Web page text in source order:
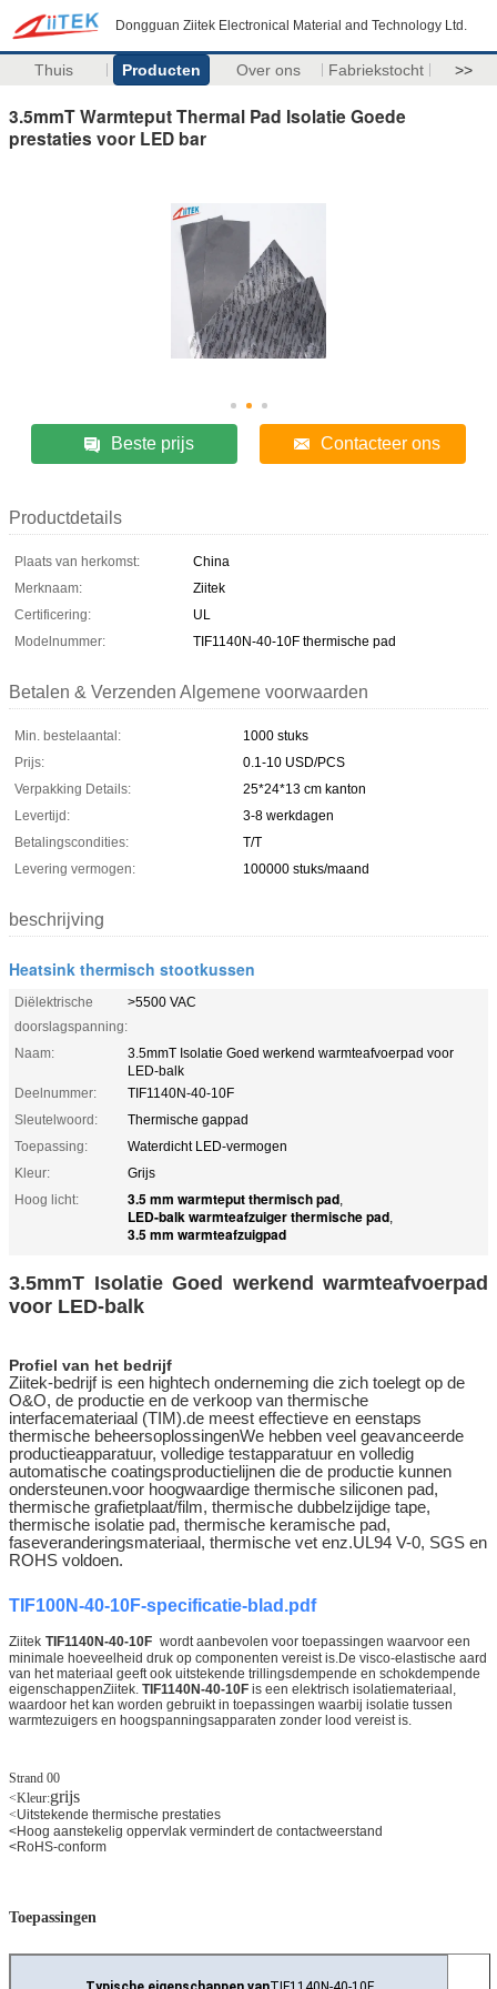
Dongguan Ziitek Electronical Material and Technology Ltd.
Thuis Producten Over ons Fabriekstocht >>
3.5mmT Warmteput Thermal Pad Isolatie Goede
prestaties voor LED bar
Beste prijs Contacteer ons
Productdetails
Plaats van herkomst:
China
Merknaam:
Ziitek
Certificering:
UL
Modelnummer:
TIF1140N-40-10F thermische pad
Betalen & Verzenden Algemene voorwaarden
Min. bestelaantal:
1000 stuks
Prijs:
0.1-10 USD/PCS
Verpakking Details:
25*24*13 cm kanton
Levertijd:
3-8 werkdagen
Betalingscondities:
T/T
Levering vermogen:
100000 stuks/maand
beschrijving
Heatsink thermisch stootkussen
Diëlektrische
doorslagspanning:
>5500 VAC
Naam:
3.5mmT Isolatie Goed werkend warmteafvoerpad voor
LED-balk
Deelnummer:
TIF1140N-40-10F
Sleutelwoord:
Thermische gappad
Toepassing:
Waterdicht LED-vermogen
Kleur:
Grijs
Hoog licht:
3.5 mm warmteput thermisch pad,
LED-balk warmteafzuiger thermische pad,
3.5 mm warmteafzuigpad
3.5mmT Isolatie Goed werkend warmteafvoerpad
voor LED-balk
Profiel van het bedrijf
Ziitek-bedrijf is een hightech onderneming die zich toelegt op de
O&O, de productie en de verkoop van thermische
interfacemateriaal (TIM).de meest effectieve en eenstaps
thermische beheersoplossingenWe hebben veel geavanceerde
productieapparatuur, volledige testapparatuur en volledig
automatische coatingsproductielijnen die de productie kunnen
ondersteunen.voor hoogwaardige thermische siliconen pad,
thermische grafietplaat/film, thermische dubbelzijdige tape,
thermische isolatie pad, thermische keramische pad,
faseveranderingsmateriaal, thermische vet enz.UL94 V-0, SGS en
ROHS voldoen.
TIF100N-40-10F-specificatie-blad.pdf
Ziitek TIF1140N-40-10F wordt aanbevolen voor toepassingen waarvoor een
minimale hoeveelheid druk op componenten vereist is.De visco-elastische aard
van het materiaal geeft ook uitstekende trillingsdempende en schokdempende
eigenschappenZiitek. TIF1140N-40-10F is een elektrisch isolatiemateriaal,
waardoor het kan worden gebruikt in toepassingen waarbij isolatie tussen
warmtezuigers en hoogspanningsapparaten zonder lood vereist is.
Strand 00
<Kleur:grijs
<Uitstekende thermische prestaties
<Hoog aanstekelig oppervlak vermindert de contactweerstand
<RoHS-conform
Toepassingen